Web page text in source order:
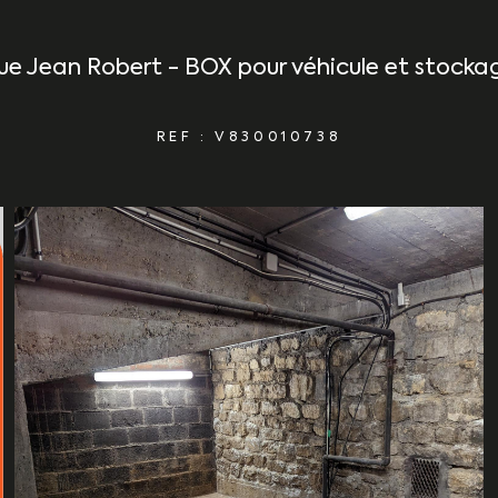
Jean Robert - BOX pour véhicule et
REF : V830010738